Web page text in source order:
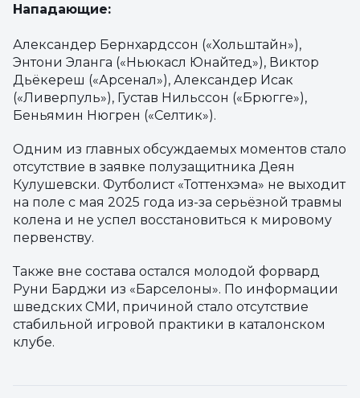
Нападающие:
Александер Бернхардссон («Хольштайн»),
Энтони Эланга («Ньюкасл Юнайтед»), Виктор
Дьёкереш («Арсенал»), Александер Исак
(«Ливерпуль»), Густав Нильссон («Брюгге»),
Беньямин Нюгрен («Селтик»).
Одним из главных обсуждаемых моментов стало
отсутствие в заявке полузащитника Деян
Кулушевски. Футболист «Тоттенхэма» не выходит
на поле с мая 2025 года из-за серьёзной травмы
колена и не успел восстановиться к мировому
первенству.
Также вне состава остался молодой форвард
Руни Барджи из «Барселоны». По информации
шведских СМИ, причиной стало отсутствие
стабильной игровой практики в каталонском
клубе.